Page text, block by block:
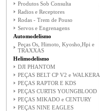
Produtos Sob Consulta
Radios e Receptores
Rodas - Trem de Pouso
Servos e Engrenagens
Automodelismo
Peças Os, Himoto, Kyosho,Hpi e
TRAXXAS
Helimodelismo
DJI PHANTOM
PEÇAS BELT CP V2 e WALKERA
PEÇAS RAPTOR E KDS
PEÇAS CURTIS YOUNGBLOOD
PEÇAS MIKADO e CENTURY
PEÇAS NINE EAGLES